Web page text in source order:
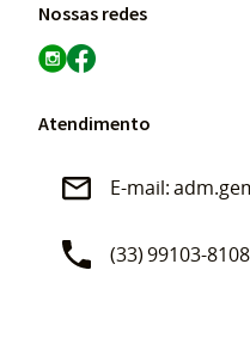
Nossas redes
Atendimento
(33)99103-8108